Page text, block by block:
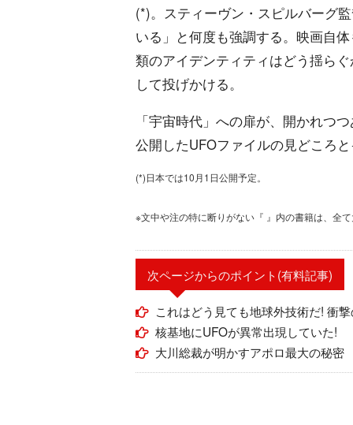
(*)。スティーヴン・スピルバーグ
いる」と何度も強調する。映画自
類のアイデンティティはどう揺ら
して投げかける。
「宇宙時代」への扉が、開かれつ
公開したUFOファイルの見どころ
(*)日本では10月1日公開予定。
※文中や注の特に断りがない『 』内の書籍は、全
次ページからのポイント(有料記事)
これはどう見ても地球外技術だ! 衝
核基地にUFOが異常出現していた!
大川総裁が明かすアポロ最大の秘密